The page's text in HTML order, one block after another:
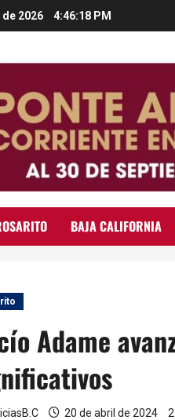
2026 4:46:19 PM
BAJA CALIFORNIA
Adame
20 de abril de 2024